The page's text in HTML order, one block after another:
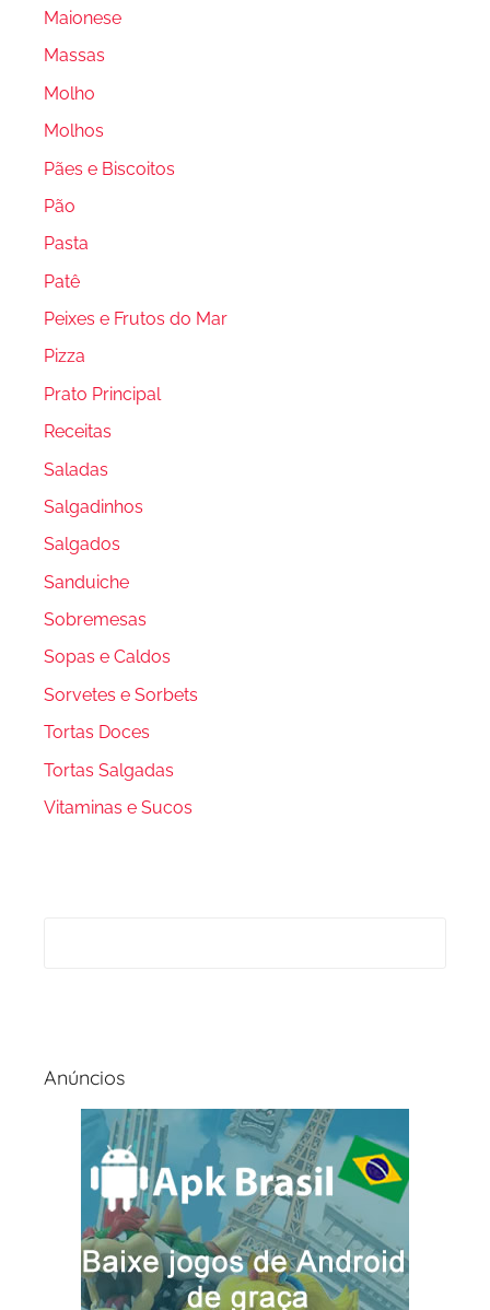
Maionese
Massas
Molho
Molhos
Pães e Biscoitos
Pão
Pasta
Patê
Peixes e Frutos do Mar
Pizza
Prato Principal
Receitas
Saladas
Salgadinhos
Salgados
Sanduiche
Sobremesas
Sopas e Caldos
Sorvetes e Sorbets
Tortas Doces
Tortas Salgadas
Vitaminas e Sucos
Anúncios